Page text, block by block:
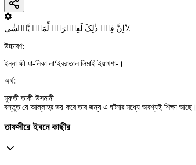
اِنَّ فِیۡ ذٰلِکَ لَعِبۡرَۃً لِّمَنۡ یَّخۡشٰی ؕ٪
উচ্চারণ:
ইন্না ফী যা-লিকা লা‘ইবরাতাল লিমাইঁ ইয়াখশা-।
অর্থ:
মুফতী তাকী উসমানী
বস্তুত যে আল্লাহর ভয় করে তার জন্য এ ঘটনার মধ্যে অবশ্যই শিক্ষা আছে।
তাফসীরে ইবনে কাছীর